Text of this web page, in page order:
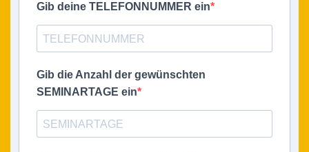
Gib deine TELEFONNUMMER ein
Gib die Anzahl der gewünschten
SEMINARTAGE ein